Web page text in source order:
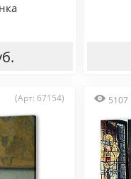
(Арт: 67154) 5107